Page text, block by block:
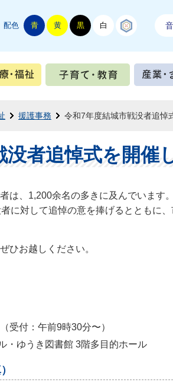
配色 青 黄 黒 白
続き 健康・医療・福祉 子育て
援護事務 令和7年度結城市戦没者追悼
没者追悼式を開催
は、1,200余名の多きに及んでいます。
に対して追悼の意を捧げるとともに
ひお越しください。
受付：午前9時30分〜）
・ゆうき図書館 3階多目的ホール